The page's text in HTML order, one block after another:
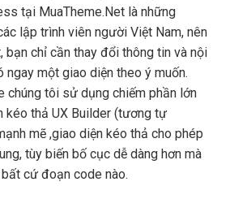
tại MuaTheme.Net là những
lập trình viên người Việt Nam, nên
bạn chỉ cần thay đổi thông tin và nội
ngay một giao diện theo ý muốn.
chúng tôi sử dụng chiếm phần lớn
kéo thả UX Builder (tương tự
mẽ ,giao diện kéo thả cho phép
tùy biến bố cục dễ dàng hơn mà
cứ đoạn code nào.